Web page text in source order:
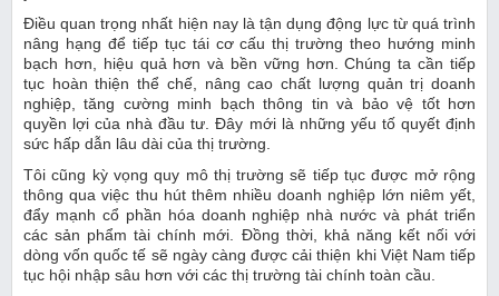
Điều quan trọng nhất hiện nay là tận dụng động lực từ quá trình
nâng hạng để tiếp tục tái cơ cấu thị trường theo hướng minh
bạch hơn, hiệu quả hơn và bền vững hơn. Chúng ta cần tiếp
tục hoàn thiện thể chế, nâng cao chất lượng quản trị doanh
nghiệp, tăng cường minh bạch thông tin và bảo vệ tốt hơn
quyền lợi của nhà đầu tư. Đây mới là những yếu tố quyết định
sức hấp dẫn lâu dài của thị trường.
Tôi cũng kỳ vọng quy mô thị trường sẽ tiếp tục được mở rộng
thông qua việc thu hút thêm nhiều doanh nghiệp lớn niêm yết,
đẩy mạnh cổ phần hóa doanh nghiệp nhà nước và phát triển
các sản phẩm tài chính mới. Đồng thời, khả năng kết nối với
dòng vốn quốc tế sẽ ngày càng được cải thiện khi Việt Nam tiếp
tục hội nhập sâu hơn với các thị trường tài chính toàn cầu.